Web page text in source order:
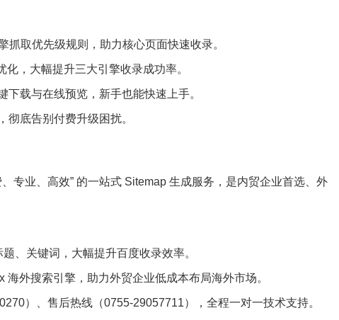
取优先级规则，助力核心页面快速收录。
，大幅提升三大引擎收录成功率。
载与在线预览，新手也能快速上手。
底告别付费升级困扰。
专业、高效” 的一站式 Sitemap 生成服务，是内贸企业首选、外
、关键词，大幅提升百度收录效率。
外搜索引擎，助力外贸企业低成本布局海外市场。
）、售后热线（0755-29057711），全程一对一技术支持。